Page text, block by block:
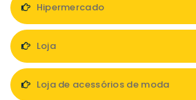
Hipermercado
Loja
Loja de acessórios de moda